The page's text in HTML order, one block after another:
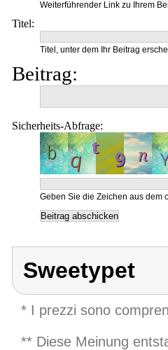
Weiterführender Link zu Ihrem
Titel:
Titel, unter dem Ihr Beitrag
Beitrag:
Sicherheits-Abfrage:
Geben Sie die Zeichen aus dem
Sweetypet
* I prezzi sono
** Diese Meinung